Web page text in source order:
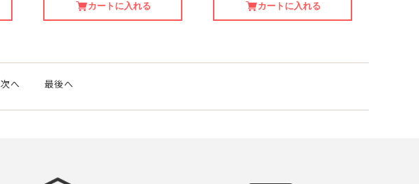
カートに入れる カートに入れる
次へ 最後へ